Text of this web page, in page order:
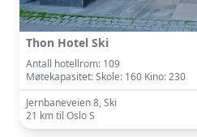
Thon Hotel Ski
Antall hotellrom: 109
Møtekapasitet: Skole: 160 Kino: 230
Jernbaneveien 8, Ski
21 km til Oslo S